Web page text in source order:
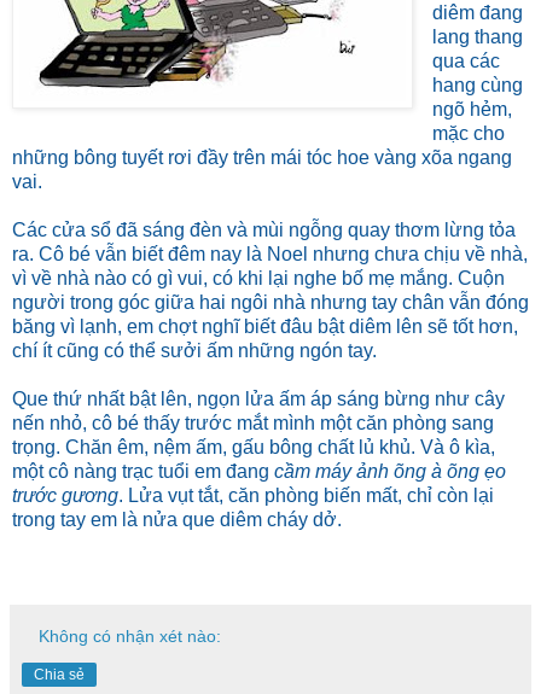
diêm đang
lang thang
qua các
hang cùng
ngõ hẻm,
mặc cho
những bông tuyết rơi đầy trên mái tóc hoe vàng xõa ngang
vai.
Các cửa sổ đã sáng đèn và mùi ngỗng quay thơm lừng tỏa
ra. Cô bé vẫn biết đêm nay là Noel nhưng chưa chịu về nhà,
vì về nhà nào có gì vui, có khi lại nghe bố mẹ mắng. Cuộn
người trong góc giữa hai ngôi nhà nhưng tay chân vẫn đóng
băng vì lạnh, em chợt nghĩ biết đâu bật diêm lên sẽ tốt hơn,
chí ít cũng có thể sưởi ấm những ngón tay.
Que thứ nhất bật lên, ngọn lửa ấm áp sáng bừng như cây
nến nhỏ, cô bé thấy trước mắt mình một căn phòng sang
trọng. Chăn êm, nệm ấm, gấu bông chất lủ khủ. Và ô kìa,
một cô nàng trạc tuổi em đang cầm máy ảnh õng à õng ẹo
trước gương. Lửa vụt tắt, căn phòng biến mất, chỉ còn lại
trong tay em là nửa que diêm cháy dở.
Không có nhận xét nào:
Chia sẻ